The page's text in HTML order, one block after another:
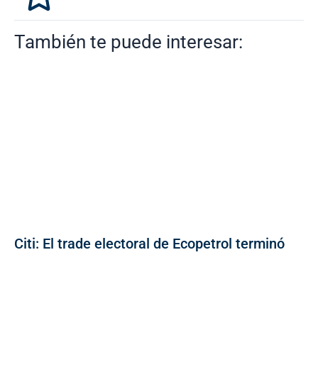
También te puede interesar:
Citi: El trade electoral de Ecopetrol terminó